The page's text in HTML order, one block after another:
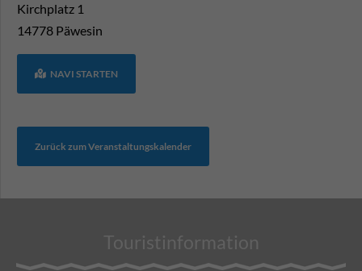
Kirchplatz 1
14778 Päwesin
NAVI STARTEN
Zurück zum Veranstaltungskalender
Touristinformation